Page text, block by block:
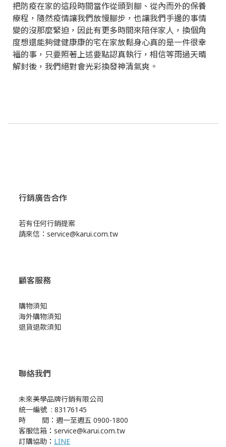
把防疫在家的這段時間當作從頭到腳、從內而外的保養
療程，隨然疫情讓我們放慢腳步，也讓我們手邊的事情
變的沒那麼緊迫，因此有更多時間來陪伴家人，換個角
度想還能夠健健康康的宅在家放鬆身心真的是一件很幸
福的事，只要照著上述要點認真執行，相信等雨過天晴
解封後，我們絕對會光彩換發神清氣爽。
行銷廣告合作
若有任何行銷提案
請來信：service@karui.com.tw
顧客服務
購物須知
海外購物須知
退貨退款須知
聯絡我們
未來美學品牌行銷有限公司
統一編號 : 83176145
時 間：週一至週五 0900-1800
客服信箱 ： service@karui.com.tw
訂購協助 ： LINE